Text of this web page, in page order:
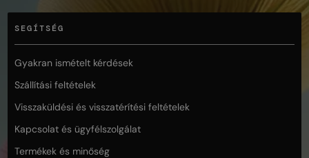
SEGÍTSÉG
Gyakran ismételt kérdések
Szállítási feltételek
Visszaküldési és visszatérítési feltételek
Kapcsolat és ügyfélszolgálat
Termékek és minőség